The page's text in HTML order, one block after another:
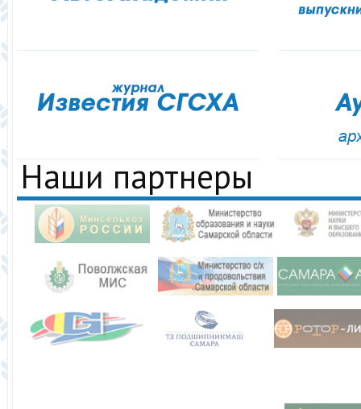
Наши партнеры